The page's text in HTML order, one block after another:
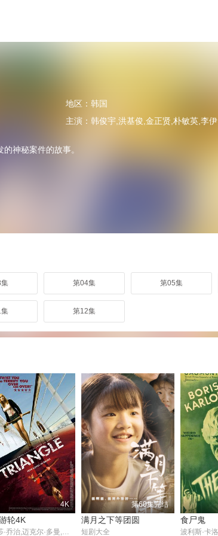
地区： 韩国
主演： 韩俊宇,洪基俊,金正贤,朴敏英,李伊利雅,魏嘏隽,金琴顺
神秘案件的故事。
第04集 第05集
第12集
4K
轮4K
第60集完结
满月之下等团圆
短剧大全
食尸鬼